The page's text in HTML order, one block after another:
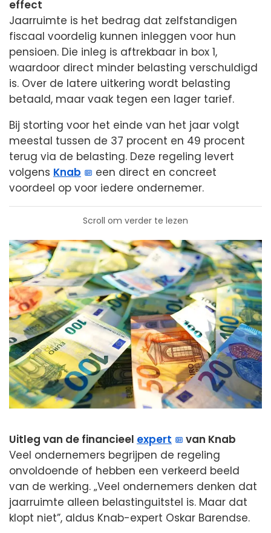
effect
Jaarruimte is het bedrag dat zelfstandigen
fiscaal voordelig kunnen inleggen voor hun
pensioen. Die inleg is aftrekbaar in box 1,
waardoor direct minder belasting verschuldigd
is. Over de latere uitkering wordt belasting
betaald, maar vaak tegen een lager tarief.
Bij storting voor het einde van het jaar volgt
meestal tussen de 37 procent en 49 procent
terug via de belasting. Deze regeling levert
volgens Knab
een direct en concreet
voordeel op voor iedere ondernemer.
Scroll om verder te lezen
Uitleg van de financieel expert
van Knab
Veel ondernemers begrijpen de regeling
onvoldoende of hebben een verkeerd beeld
van de werking. „Veel ondernemers denken dat
jaarruimte alleen belastinguitstel is. Maar dat
klopt niet”, aldus Knab-expert Oskar Barendse.